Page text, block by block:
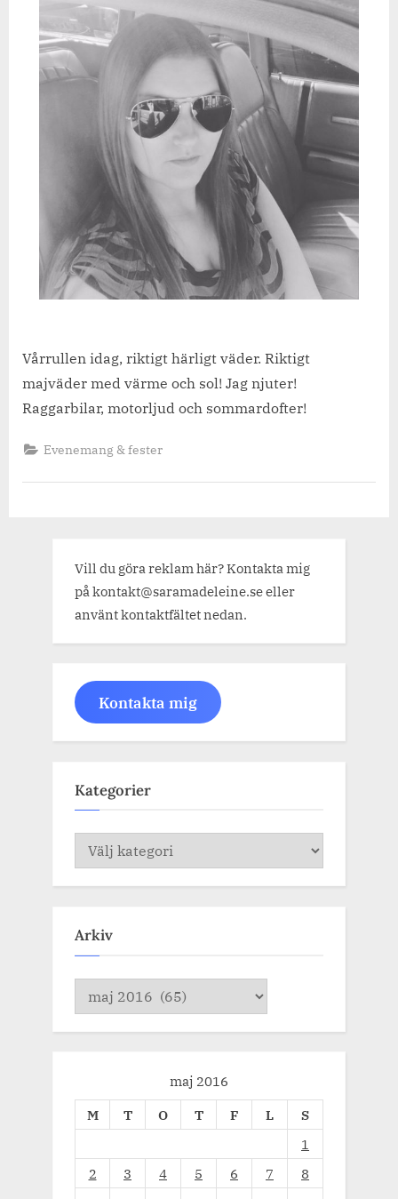
Vårrullen idag, riktigt härligt väder. Riktigt
majväder med värme och sol! Jag njuter!
Raggarbilar, motorljud och sommardofter!
Evenemang & fester
Vill du göra reklam här? Kontakta mig
på kontakt@saramadeleine.se eller
använt kontaktfältet nedan.
Kontakta mig
Kategorier
Kategorier
Arkiv
maj 2016
M
T O T F L
S
1
2
3 4 5 6 7
8